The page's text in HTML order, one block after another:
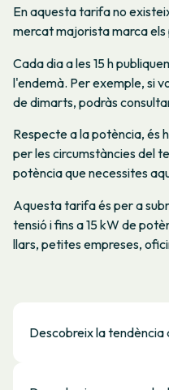
En aquesta tarifa no
mercat majorista marca els
Cada dia a les 15 h
l'endemà. Per exemple, si
de dimarts, podràs
Respecte a la potència, és
per les circumstàncies del
potència que necessites
Aquesta tarifa és per a
tensió i fins a 15 kW de
llars, petites empreses,
Descobreix la tendència